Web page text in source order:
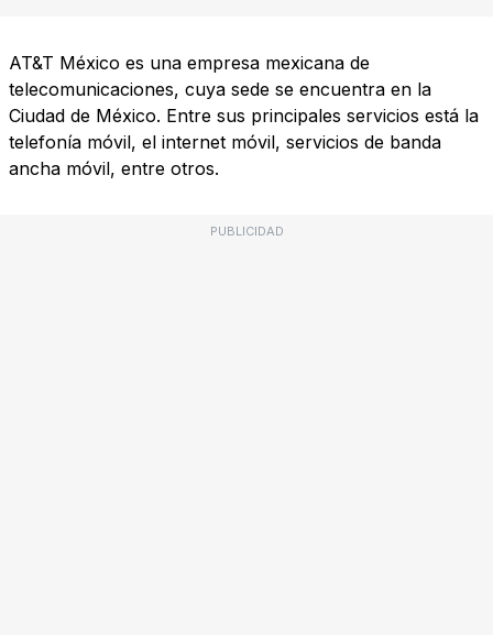
AT&T México es una empresa mexicana de
telecomunicaciones, cuya sede se encuentra en la
Ciudad de México. Entre sus principales servicios está la
telefonía móvil, el internet móvil, servicios de banda
ancha móvil, entre otros.
PUBLICIDAD